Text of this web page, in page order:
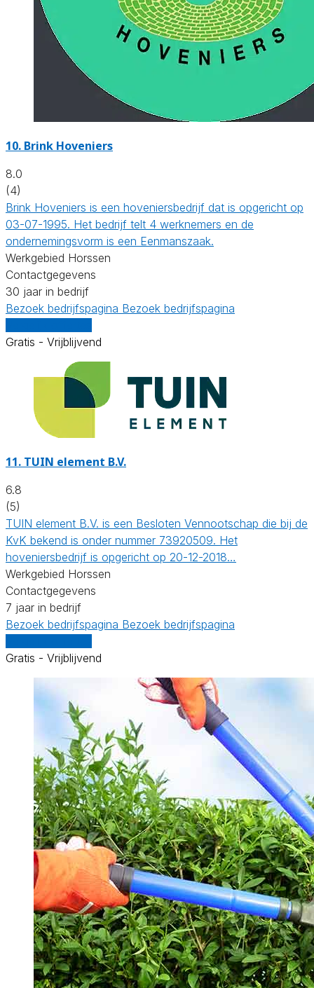
10. Brink Hoveniers
8.0
(4)
Brink Hoveniers is een hoveniersbedrijf dat is opgericht op
03-07-1995. Het bedrijf telt 4 werknemers en de
ondernemingsvorm is een Eenmanszaak.
Werkgebied Horssen
Contactgegevens
30 jaar in bedrijf
Bezoek bedrijfspagina Bezoek bedrijfspagina
Gratis - Vrijblijvend
11. TUIN element B.V.
6.8
(5)
TUIN element B.V. is een Besloten Vennootschap die bij de
KvK bekend is onder nummer 73920509. Het
hoveniersbedrijf is opgericht op 20-12-2018…
Werkgebied Horssen
Contactgegevens
7 jaar in bedrijf
Bezoek bedrijfspagina Bezoek bedrijfspagina
Gratis - Vrijblijvend